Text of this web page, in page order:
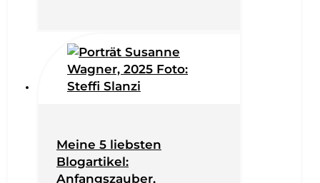
Meine 5 liebsten
Blogartikel:
Anfangszauber,